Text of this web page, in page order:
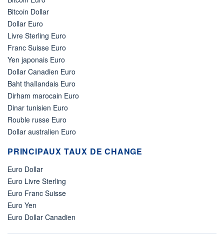
Bitcoin Dollar
Dollar Euro
Livre Sterling Euro
Franc Suisse Euro
Yen japonais Euro
Dollar Canadien Euro
Baht thaïlandais Euro
Dirham marocain Euro
Dinar tunisien Euro
Rouble russe Euro
Dollar australien Euro
PRINCIPAUX TAUX DE CHANGE
Euro Dollar
Euro Livre Sterling
Euro Franc Suisse
Euro Yen
Euro Dollar Canadien